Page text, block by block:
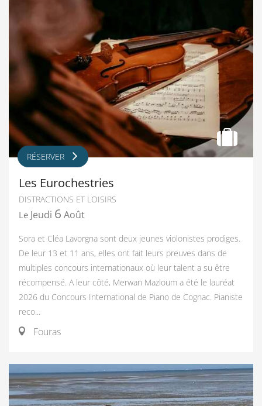
RÉSERVER
Les Eurochestries
DISTRACTIONS ET LOISIRS
Le Jeudi 6 Août
Sora et Cléa Lavorgna sont deux jeunes violonistes prodiges.
De leur 13 et 11 ans, elles ont fait leurs preuves dans de
multiples concours internationaux où leur talent a su être
récompensé. A leur côté, Merwan Mazloum a été le lauréat
2026 du Concours International de Piano de Cognac. Pianiste
reco...
Fouras